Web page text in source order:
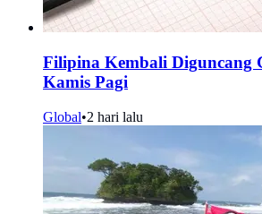
Filipina Kembali Diguncang
Kamis Pagi
Global•2 hari lalu